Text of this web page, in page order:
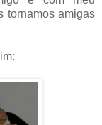
tornamos amigas